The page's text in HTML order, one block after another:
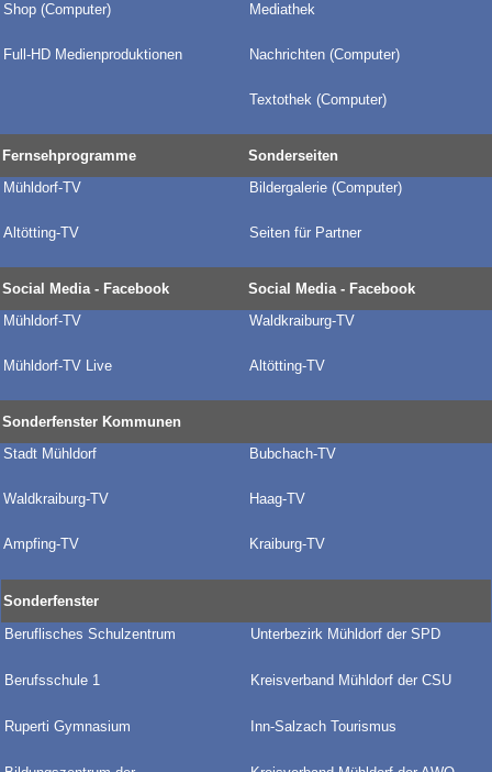
Shop (Computer)
Mediathek
Full-HD Medienproduktionen Nachrichten (Computer)
Textothek (Computer)
Fernsehprogramme
Sonderseiten
Mühldorf-TV
Bildergalerie (Computer)
Altötting-TV Seiten für Partner
Social Media - Facebook
Social Media - Facebook
Mühldorf-TV
Waldkraiburg-TV
Mühldorf-TV Live Altötting-TV
Sonderfenster Kommunen
Stadt Mühldorf
Bubchach-TV
Waldkraiburg-TV Haag-TV
Ampfing-TV Kraiburg-TV
Sonderfenster
Beruflisches Schulzentrum
Unterbezirk Mühldorf der SPD
Berufsschule 1 Kreisverband Mühldorf der CSU
Ruperti Gymnasium Inn-Salzach Tourismus